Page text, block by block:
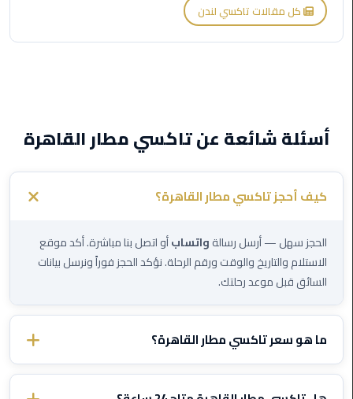
من
مطار
القاهرة
ليموزين
برج
إلى
القاهرة
ليموزين
الهرم
ليموزين
من
كل مقالات تاكسي لندن
أسئلة شائعة عن تاكسي مطار القاهرة
كيف أحجز تاكسي مطار القاهرة؟
الحجز سهل — أرسل رسالةواتسابأو اتصل بنا مباشرة. أكد موقع
الاستلام والتاريخ والوقت ورقم الرحلة. نؤكد الحجز فوراً ونرسل بيانات
السائق قبل موعد رحلتك.
ما هو سعر تاكسي مطار القاهرة؟
الأسعار تختلف حسب الوجهة ونوع السيارة. تواصل معنا عبر الواتساب
وأخبرنا بتفاصيل رحلتك وسنرسل لك سعراً ثابتاً مؤكداً — بدون رسوم